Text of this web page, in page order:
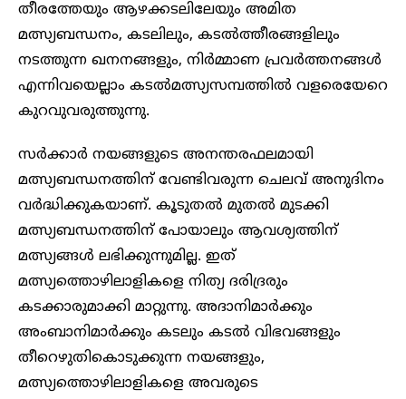
തീരത്തേയും ആഴക്കടലിലേയും അമിത
മത്സ്യബന്ധനം, കടലിലും, കടൽത്തീരങ്ങളിലും
നടത്തുന്ന ഖനനങ്ങളും, നിർമ്മാണ പ്രവർത്തനങ്ങൾ
എന്നിവയെല്ലാം കടൽമത്സ്യസമ്പത്തിൽ വളരെയേറെ
കുറവുവരുത്തുന്നു.
സർക്കാർ നയങ്ങളുടെ അനന്തരഫലമായി
മത്സ്യബന്ധനത്തിന് വേണ്ടിവരുന്ന ചെലവ് അനുദിനം
വർദ്ധിക്കുകയാണ്. കൂടുതൽ മുതൽ മുടക്കി
മത്സ്യബന്ധനത്തിന് പോയാലും ആവശ്യത്തിന്
മത്സ്യങ്ങൾ ലഭിക്കുന്നുമില്ല. ഇത്
മത്സ്യത്തൊഴിലാളികളെ നിത്യ ദരിദ്രരും
കടക്കാരുമാക്കി മാറ്റുന്നു. അദാനിമാർക്കും
അംബാനിമാർക്കും കടലും കടൽ വിഭവങ്ങളും
തീറെഴുതികൊടുക്കുന്ന നയങ്ങളും,
മത്സ്യത്തൊഴിലാളികളെ അവരുടെ